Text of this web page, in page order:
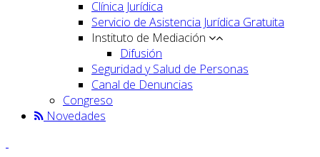
Clínica Jurídica
Servicio de Asistencia Jurídica Gratuita
Instituto de Mediación
Difusión
Seguridad y Salud de Personas
Canal de Denuncias
Congreso
Novedades